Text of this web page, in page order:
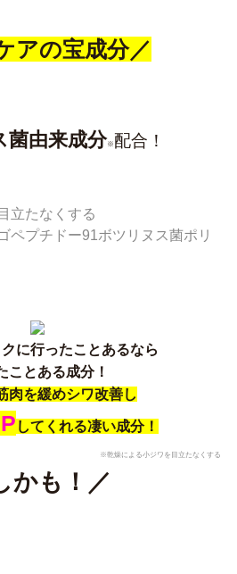
アの宝成分／
菌由来成分※配合！
立たなくする
ペプチドー91ボツリヌス菌ポリ
に行ったことあるなら
ことある成分！
肉を緩めシワ改善し
してくれる凄い成分！
※乾燥による小ジワを目立たなくする
かも！／